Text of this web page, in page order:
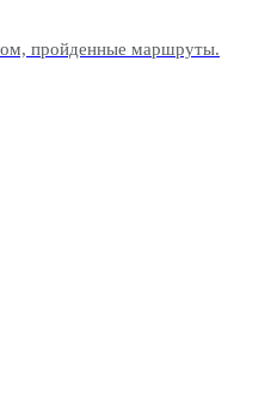
пройденные маршруты.